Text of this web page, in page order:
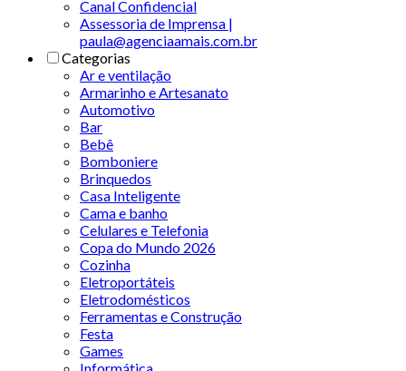
Canal Confidencial
Assessoria de Imprensa |
paula@agenciaamais.com.br
Categorias
Ar e ventilação
Armarinho e Artesanato
Automotivo
Bar
Bebê
Bomboniere
Brinquedos
Casa Inteligente
Cama e banho
Celulares e Telefonia
Copa do Mundo 2026
Cozinha
Eletroportáteis
Eletrodomésticos
Ferramentas e Construção
Festa
Games